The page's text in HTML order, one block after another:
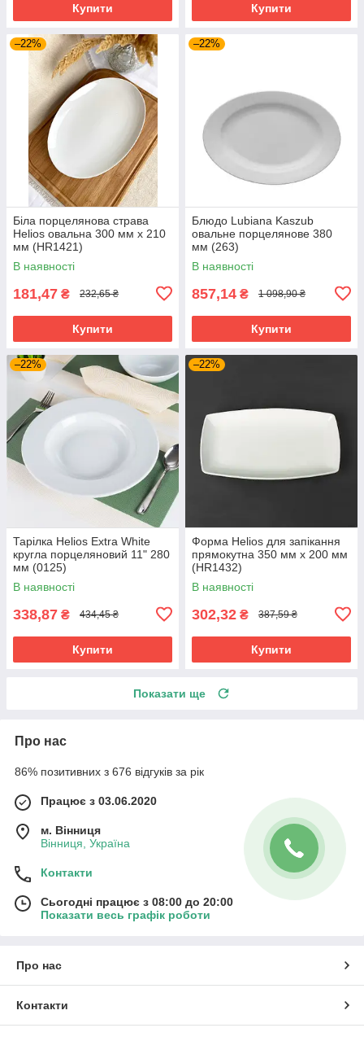
Купити Купити
–22%
Біла порцелянова страва
Helios овальна 300 мм х 210
мм (HR1421)
В наявності
181,47 ₴ 232,65 ₴
Купити
–22%
Блюдо Lubiana Kaszub
овальне порцелянове 380
мм (263)
В наявності
857,14 ₴ 1 098,90 ₴
Купити
–22%
Тарілка Helios Extra White
кругла порцеляновий 11" 280
мм (0125)
В наявності
338,87 ₴ 434,45 ₴
Купити
–22%
Форма Helios для запікання
прямокутна 350 мм х 200 мм
(HR1432)
В наявності
302,32 ₴ 387,59 ₴
Купити
Показати ще
Про нас
86% позитивних з 676 відгуків за рік
Працює з 03.06.2020
м. Вінниця
Вінниця, Україна
Контакти
Сьогодні працює з 08:00 до 20:00
Показати весь графік роботи
Про нас
Контакти